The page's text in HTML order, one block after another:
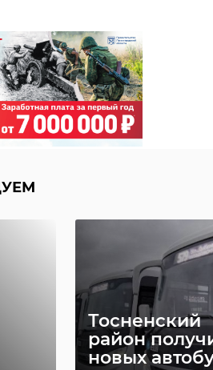
Тосненский
район
новых